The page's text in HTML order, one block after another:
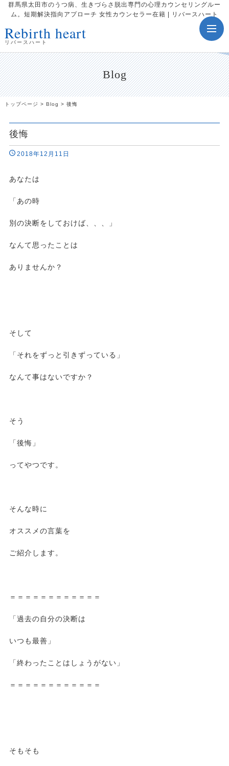
群馬県太田市のうつ病、生きづらさ脱出専門の心理カウンセリングルー
ム。短期解決指向アプローチ 女性カウンセラー在籍 | リバースハート
Rebirth heart
リバースハート
Blog
トップページ > Blog > 後悔
後悔
2018年12月11日
あなたは
「あの時
別の決断をしておけば、、、」
なんて思ったことは
ありませんか？
そして
「それをずっと引きずっている」
なんて事はないですか？
そう
「後悔」
ってやつです。
そんな時に
オススメの言葉を
ご紹介します。
＝＝＝＝＝＝＝＝＝＝＝＝
「過去の自分の決断は
いつも最善」
「終わったことはしょうがない」
＝＝＝＝＝＝＝＝＝＝＝＝
そもそも
toggle